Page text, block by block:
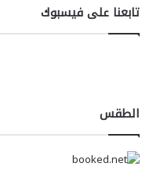
تابعنا على فيسبوك
الطقس